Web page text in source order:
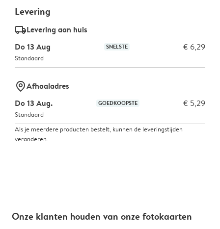
Levering
delivery_standard_v2Levering aan huis
Do 13 Aug
SNELSTE € 6,29
Standaard
marker-pinAfhaaladres
Do 13 Aug.
GOEDKOOPSTE € 5,29
Standaard
Als je meerdere producten bestelt, kunnen de leveringstijden
veranderen.
Onze klanten houden van onze fotokaarten